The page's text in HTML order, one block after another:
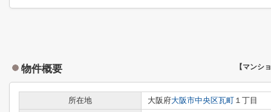
物件概要 【マンシ
所在地 大阪府大阪市中央区瓦町 １丁目